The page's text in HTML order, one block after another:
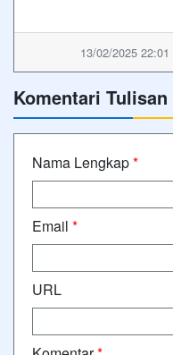
13/02/2025
Komentari Tulisan
Nama Lengkap*
Email *
URL